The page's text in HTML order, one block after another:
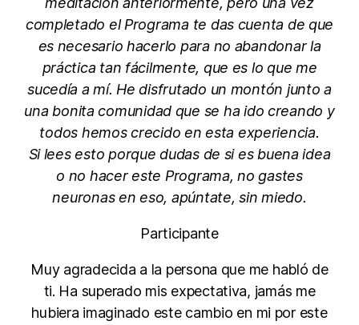
completado el Programa te das cuenta de que
es necesario hacerlo para no abandonar la
práctica tan fácilmente, que es lo que me
sucedía a mí. He disfrutado un montón junto a
una bonita comunidad que se ha ido creando y
todos hemos crecido en esta experiencia.
Si lees esto porque dudas de si es buena idea
o no hacer este Programa, no gastes
neuronas en eso, apúntate, sin miedo.
Participante
Muy agradecida a la persona que me habló de
ti. Ha superado mis expectativa, jamás me
hubiera imaginado este cambio en mi por este